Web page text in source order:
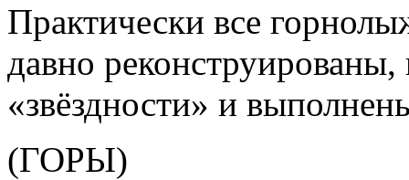
Практически все
давно реконструированы,
«звёздности» и
(ГОРЫ)